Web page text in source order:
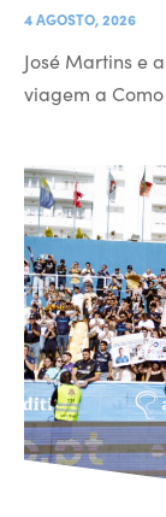
4 AGOSTO, 2026
José Martins e
viagem a